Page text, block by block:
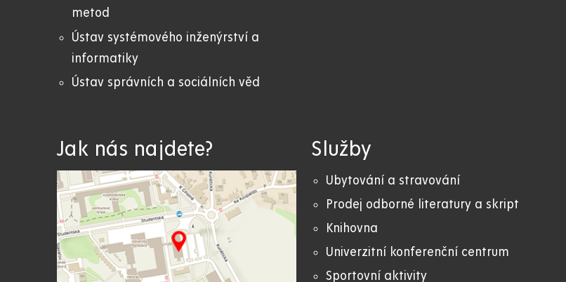
metod
Ústav systémového inženýrství a
informatiky
Ústav správních a sociálních věd
Jak nás najdete? Služby
Ubytování a stravování
Prodej odborné literatury a skript
Knihovna
Univerzitní konferenční centrum
Sportovní aktivity